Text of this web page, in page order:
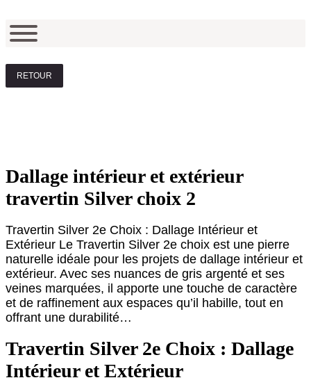
RETOUR
Dallage intérieur et extérieur
travertin Silver choix 2
Travertin Silver 2e Choix : Dallage Intérieur et
Extérieur Le Travertin Silver 2e choix est une pierre
naturelle idéale pour les projets de dallage intérieur et
extérieur. Avec ses nuances de gris argenté et ses
veines marquées, il apporte une touche de caractère
et de raffinement aux espaces qu’il habille, tout en
offrant une durabilité…
Travertin Silver 2e Choix : Dallage
Intérieur et Extérieur